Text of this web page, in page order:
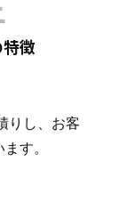
徴
りし、お客
す。